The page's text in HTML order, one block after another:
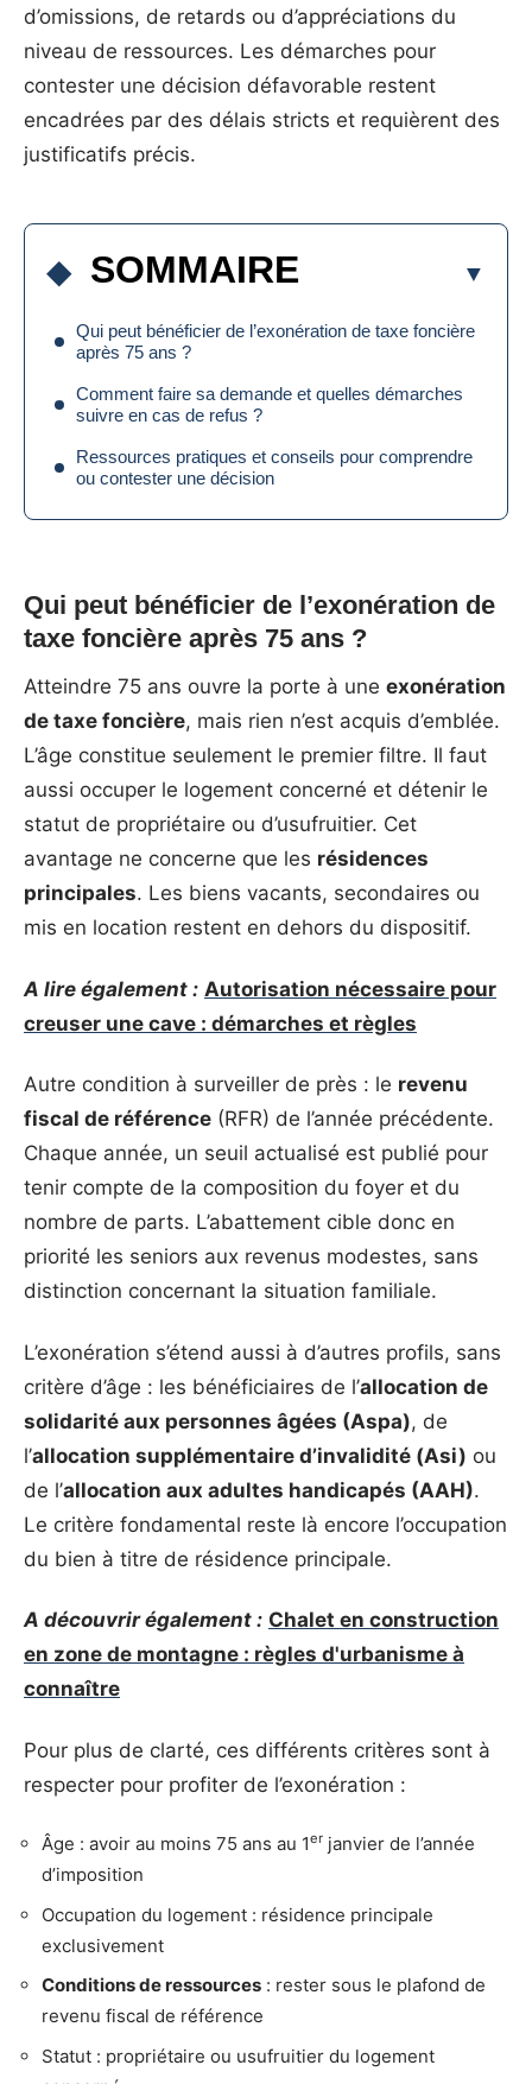
d’omissions, de retards ou d’appréciations du
niveau de ressources. Les démarches pour
contester une décision défavorable restent
encadrées par des délais stricts et requièrent des
justificatifs précis.
SOMMAIRE
Qui peut bénéficier de l’exonération de taxe foncière
après 75 ans ?
Comment faire sa demande et quelles démarches
suivre en cas de refus ?
Ressources pratiques et conseils pour comprendre
ou contester une décision
Qui peut bénéficier de l’exonération de
taxe foncière après 75 ans ?
Atteindre 75 ans ouvre la porte à une exonération
de taxe foncière, mais rien n’est acquis d’emblée.
L’âge constitue seulement le premier filtre. Il faut
aussi occuper le logement concerné et détenir le
statut de propriétaire ou d’usufruitier. Cet
avantage ne concerne que les résidences
principales. Les biens vacants, secondaires ou
mis en location restent en dehors du dispositif.
A lire également : Autorisation nécessaire pour
creuser une cave : démarches et règles
Autre condition à surveiller de près : le revenu
fiscal de référence (RFR) de l’année précédente.
Chaque année, un seuil actualisé est publié pour
tenir compte de la composition du foyer et du
nombre de parts. L’abattement cible donc en
priorité les seniors aux revenus modestes, sans
distinction concernant la situation familiale.
L’exonération s’étend aussi à d’autres profils, sans
critère d’âge : les bénéficiaires de l’allocation de
solidarité aux personnes âgées (Aspa), de
l’allocation supplémentaire d’invalidité (Asi) ou
de l’allocation aux adultes handicapés (AAH).
Le critère fondamental reste là encore l’occupation
du bien à titre de résidence principale.
A découvrir également : Chalet en construction
en zone de montagne : règles d'urbanisme à
connaître
Pour plus de clarté, ces différents critères sont à
respecter pour profiter de l’exonération :
Âge : avoir au moins 75 ans au 1er janvier de l’année
d’imposition
Occupation du logement : résidence principale
exclusivement
Conditions de ressources : rester sous le plafond de
revenu fiscal de référence
Statut : propriétaire ou usufruitier du logement